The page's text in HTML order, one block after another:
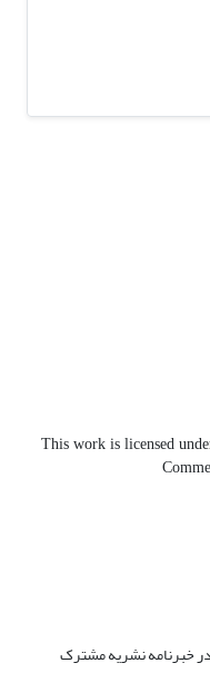
This work is licensed
در خبرنامه نشریه مشترک